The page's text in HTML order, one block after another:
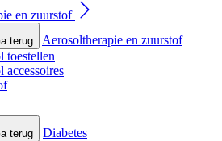
en zuurstof
terug
Aerosoltherapie en zuurstof
toestellen
accessoires
terug
Diabetes